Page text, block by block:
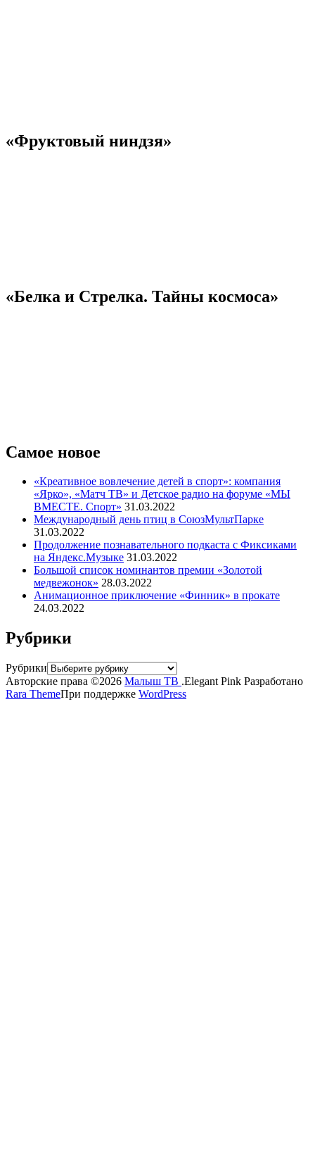
«Фруктовый ниндзя»
«Белка и Стрелка. Тайны космоса»
Самое новое
«Креативное вовлечение детей в спорт»: компания
«Ярко», «Матч ТВ» и Детское радио на форуме «МЫ
ВМЕСТЕ. Спорт» 31.03.2022
Международный день птиц в СоюзМультПарке
31.03.2022
Продолжение познавательного подкаста с Фиксиками
на Яндекс.Музыке 31.03.2022
Большой список номинантов премии «Золотой
медвежонок» 28.03.2022
Анимационное приключение «Финник» в прокате
24.03.2022
Рубрики
Рубрики
Авторские права ©2026 Малыш ТВ .Elegant Pink Разработано
Rara ThemeПри поддержке WordPress